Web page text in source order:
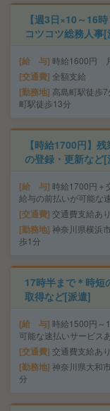
【週3日×10～16
コツコツ総務人事
給 与 時給1600円
交通費 全額支給
勤務地 高島町駅徒歩
町駅徒歩13分
【時給1700円】
の登録・更新など[
給 与 時給1700円
給与の前払いが可能な
交通費 交通費支給あり
勤務地 神奈川県横浜
歩1分
17時半まで＊時短
取得など[派遣]
給 与 時給1500円
可能な速払いサービス
交通費 交通費支給あり
勤務地 神奈川県大和
分